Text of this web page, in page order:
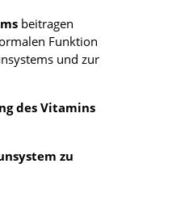
beitragen
Funktion
und zur
des Vitamins
zu